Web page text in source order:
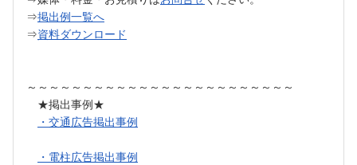
⇒掲出例一覧へ
⇒資料ダウンロード
～～～～～～～～～～～～～～～～～～～～～～～～
★掲出事例★
・交通広告掲出事例
・電柱広告掲出事例